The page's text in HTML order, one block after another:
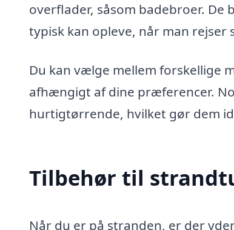
overflader, såsom badebroer. De
typisk kan opleve, når man rejser
Du kan vælge mellem forskellige
afhængigt af dine præferencer.
hurtigtørrende, hvilket gør dem
Tilbehør til
Når du er på stranden, er der